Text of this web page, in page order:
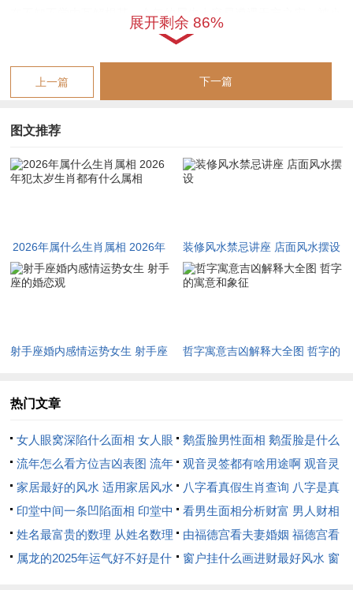
在不知不觉中瓦解根基，今年的属牛人容易遭遇无妄之灾，被小
人在暗处中伤构陷，或是合作关系在细微处出现裂痕，等到察觉
一年往往体现在感情关系的凉薄、合伙生意的有形无实，或是对
对象信念感的崩塌，卯木生午火，本是生助，但力量过度便成泄
耗，让属兔人有种被掏空的疲惫感，其他生肖尽管不直接犯太
烈马自刑：生肖马2026年值太岁与刑太岁的双重裂变。
2026年的生肖马，正伫立于耀眼的聚光灯与肆虐的山火交汇
的困境出现在事业范围本命年的力量会放大属马人性格中的冲动
步都像是在刀尖上行走，稍有不慎便会割裂来之不易的积累。
财运上丙午流年虽有正财入账。但偏财极差，任何高风险的投资
都可能引来巨额亏损，对属马者来讲今年不是求财之年而是守财
展开剩余 86%
上一篇 下一篇
图文推荐
2026年属什么生肖属相 2026年
犯太岁生肖都有什么属相
装修风水禁忌讲座 店面风水摆设
射手座婚内感情运势女生 射手座
哲字寓意吉凶解释大全图 哲字的
热门文章
女人眼窝深陷什么面相 女人眼
窝深陷是短命相吗
鹅蛋脸男性面相 鹅蛋脸是什么
脸型男性
流年怎么看方位吉凶表图 流年
位置怎么看
观音灵签都有啥用途啊 观音灵
签全部签签词
家居最好的风水 适用家居风水
八字看真假生肖查询 八字是真
还是假
印堂中间一条凹陷面相 印堂中
间有条线沟好不好
看男生面相分析财富 男人财相
从哪里看
姓名最富贵的数理 从姓名数理
看富豪
由福德宫看夫妻婚姻 福德宫看
配偶生肖
属龙的2025年运气好不好是什
窗户挂什么画进财最好风水 窗